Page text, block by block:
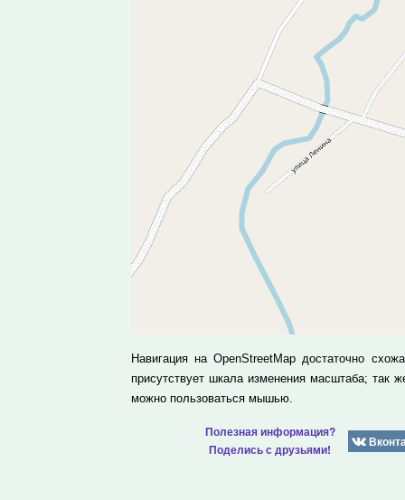
Навигация на OpenStreetMap достаточно
присутствует шкала изменения масштаба; так
можно пользоваться мышью.
Полезная информация?
Поделись с друзьями!